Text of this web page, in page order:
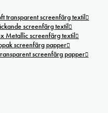
transparent screenfärg textil
screenfärg textil
Metallic screenfärg textil
screenfärg papper
screenfärg papper